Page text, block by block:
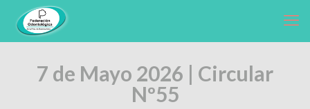
7 de Mayo 2026 | Circular
Nº55